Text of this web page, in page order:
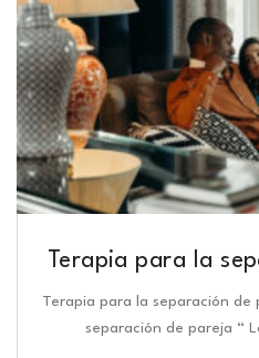
Terapia para la
Terapia para la separación de
separación de pareja “